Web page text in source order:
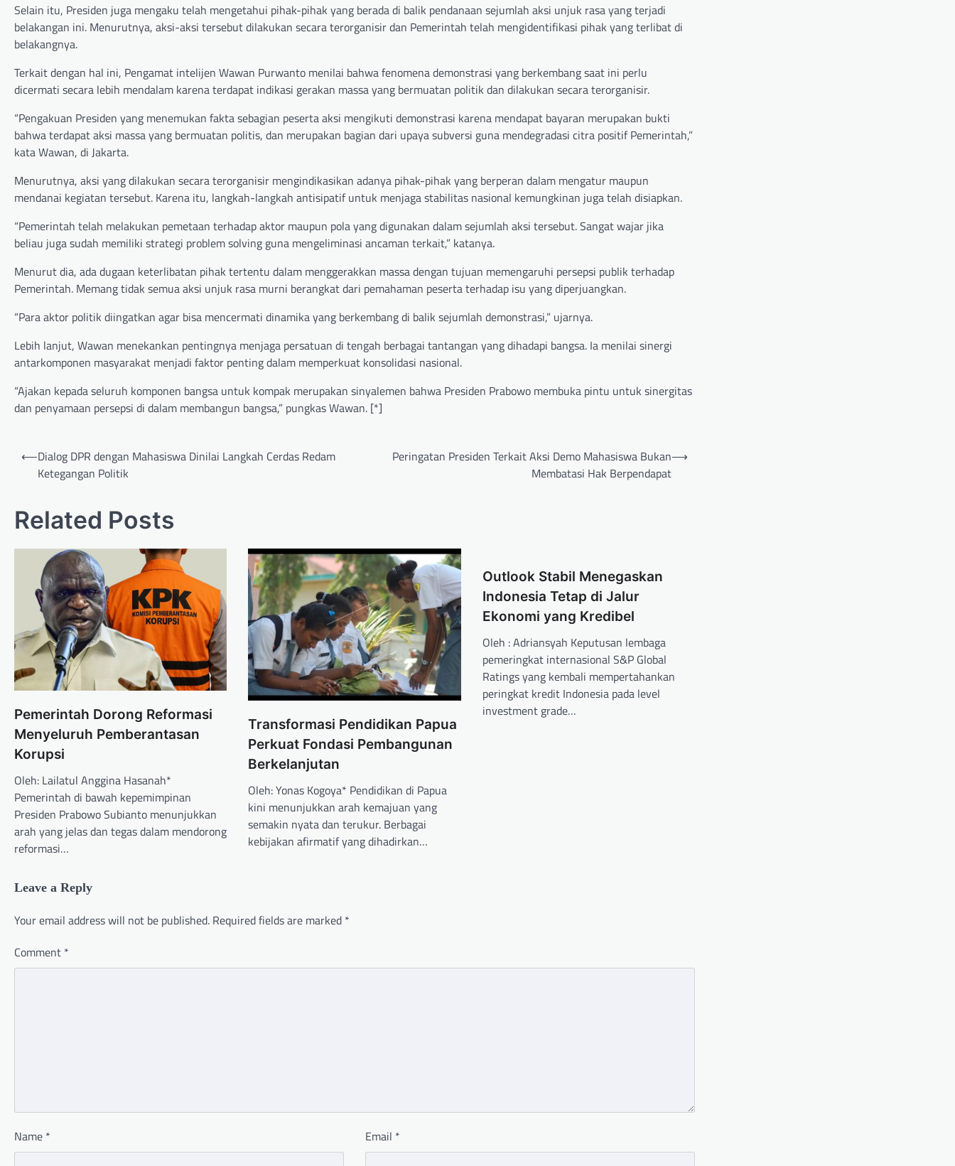
Selain itu, Presiden juga mengaku telah mengetahui pihak-pihak yang berada di balik pendanaan sejumlah aksi unjuk rasa yang terjadi
belakangan ini. Menurutnya, aksi-aksi tersebut dilakukan secara terorganisir dan Pemerintah telah mengidentifikasi pihak yang terlibat di
belakangnya.
Terkait dengan hal ini, Pengamat intelijen Wawan Purwanto menilai bahwa fenomena demonstrasi yang berkembang saat ini perlu
dicermati secara lebih mendalam karena terdapat indikasi gerakan massa yang bermuatan politik dan dilakukan secara terorganisir.
“Pengakuan Presiden yang menemukan fakta sebagian peserta aksi mengikuti demonstrasi karena mendapat bayaran merupakan bukti
bahwa terdapat aksi massa yang bermuatan politis, dan merupakan bagian dari upaya subversi guna mendegradasi citra positif Pemerintah,”
kata Wawan, di Jakarta.
Menurutnya, aksi yang dilakukan secara terorganisir mengindikasikan adanya pihak-pihak yang berperan dalam mengatur maupun
mendanai kegiatan tersebut. Karena itu, langkah-langkah antisipatif untuk menjaga stabilitas nasional kemungkinan juga telah disiapkan.
“Pemerintah telah melakukan pemetaan terhadap aktor maupun pola yang digunakan dalam sejumlah aksi tersebut. Sangat wajar jika
beliau juga sudah memiliki strategi problem solving guna mengeliminasi ancaman terkait,” katanya.
Menurut dia, ada dugaan keterlibatan pihak tertentu dalam menggerakkan massa dengan tujuan memengaruhi persepsi publik terhadap
Pemerintah. Memang tidak semua aksi unjuk rasa murni berangkat dari pemahaman peserta terhadap isu yang diperjuangkan.
“Para aktor politik diingatkan agar bisa mencermati dinamika yang berkembang di balik sejumlah demonstrasi,” ujarnya.
Lebih lanjut, Wawan menekankan pentingnya menjaga persatuan di tengah berbagai tantangan yang dihadapi bangsa. Ia menilai sinergi
antarkomponen masyarakat menjadi faktor penting dalam memperkuat konsolidasi nasional.
“Ajakan kepada seluruh komponen bangsa untuk kompak merupakan sinyalemen bahwa Presiden Prabowo membuka pintu untuk sinergitas
dan penyamaan persepsi di dalam membangun bangsa,” pungkas Wawan. [*]
Post
navigation
⟵Dialog DPR dengan Mahasiswa Dinilai Langkah Cerdas Redam
Ketegangan Politik
Peringatan Presiden Terkait Aksi Demo Mahasiswa Bukan
Membatasi Hak Berpendapat
⟶
Related Posts
Pemerintah Dorong Reformasi
Menyeluruh Pemberantasan
Korupsi
Oleh: Lailatul Anggina Hasanah*
Pemerintah di bawah kepemimpinan
Presiden Prabowo Subianto menunjukkan
arah yang jelas dan tegas dalam mendorong
reformasi…
Transformasi Pendidikan Papua
Perkuat Fondasi Pembangunan
Berkelanjutan
Oleh: Yonas Kogoya* Pendidikan di Papua
kini menunjukkan arah kemajuan yang
semakin nyata dan terukur. Berbagai
kebijakan afirmatif yang dihadirkan…
Outlook Stabil Menegaskan
Indonesia Tetap di Jalur
Ekonomi yang Kredibel
Oleh : Adriansyah Keputusan lembaga
pemeringkat internasional S&P Global
Ratings yang kembali mempertahankan
peringkat kredit Indonesia pada level
investment grade…
Leave a Reply
Your email address will not be published. Required fields are marked *
Comment *
Name * Email *